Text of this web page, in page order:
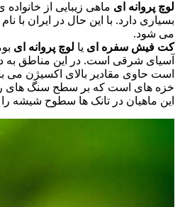
لوچ پروانه ای ماهی زیبایی از
بسیاری دارد. با این حال در ایران با نام
می شود.
کت فیش سفره ای یا لوچ پروانه ای
آسیای شرقی است. در این مناطق به
است حاوی مقادیر بالای اکسیژن می
خزه های است که بر سطح سنگ های
این ماهیان در تانک ها سطوح شیشه